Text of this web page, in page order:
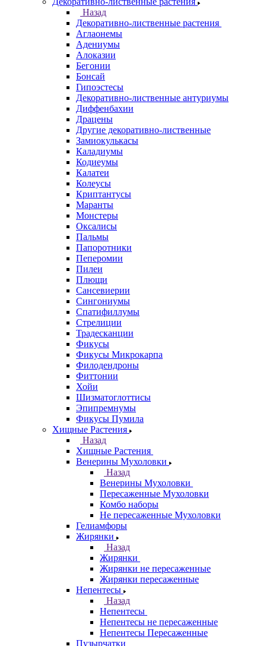
Назад
Декоративно-лиственные растения
Аглаонемы
Адениумы
Алоказии
Бегонии
Бонсай
Гипоэстесы
Декоративно-лиственные антуриумы
Диффенбахии
Драцены
Другие декоративно-лиственные
Замиокулькасы
Каладиумы
Кодиеумы
Калатеи
Колеусы
Криптантусы
Маранты
Монстеры
Оксалисы
Пальмы
Папоротники
Пеперомии
Пилеи
Плющи
Сансевиерии
Сингониумы
Спатифиллумы
Стрелиции
Традесканции
Фикусы
Фикусы Микрокарпа
Филодендроны
Фиттонии
Хойи
Шизматоглоттисы
Эпипремнумы
Фикусы Пумила
Хищные Растения
Назад
Хищные Растения
Венерины Мухоловки
Назад
Венерины Мухоловки
Пересаженные Мухоловки
Комбо наборы
Не пересаженные Мухоловки
Гелиамфоры
Жирянки
Назад
Жирянки
Жирянки не пересаженные
Жирянки пересаженные
Непентесы
Назад
Непентесы
Непентесы не пересаженные
Непентесы Пересаженные
Пузырчатки